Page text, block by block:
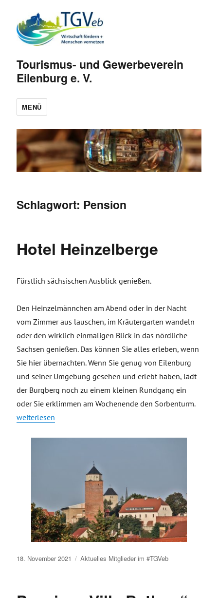
Tourismus- und Gewerbeverein
Eilenburg e. V.
MENÜ
Schlagwort: Pension
Hotel Heinzelberge
Fürstlich sächsischen Ausblick genießen.
Den Heinzelmännchen am Abend oder in der Nacht
vom Zimmer aus lauschen, im Kräutergarten wandeln
oder den wirklich einmaligen Blick in das nördliche
Sachsen genießen. Das können Sie alles erleben, wenn
Sie hier übernachten. Wenn Sie genug von Eilenburg
und seiner Umgebung gesehen und erlebt haben, lädt
der Burgberg noch zu einem kleinen Rundgang ein
oder Sie erklimmen am Wochenende den Sorbenturm.
„Hotel Heinzelberge“
weiterlesen
Veröffentlicht
18. November 2021 Aktuelles Mitglieder im #TGVeb